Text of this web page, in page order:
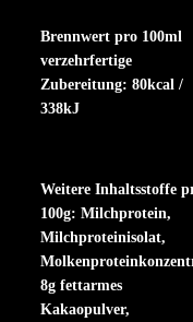
Brennwert pro 100ml
verzehrfertige
Zubereitung: 80kcal /
338kJ
Weitere Inhaltsstoffe
100g: Milchprotein,
Milchproteinisolat,
8g fettarmes
Kakaopulver,